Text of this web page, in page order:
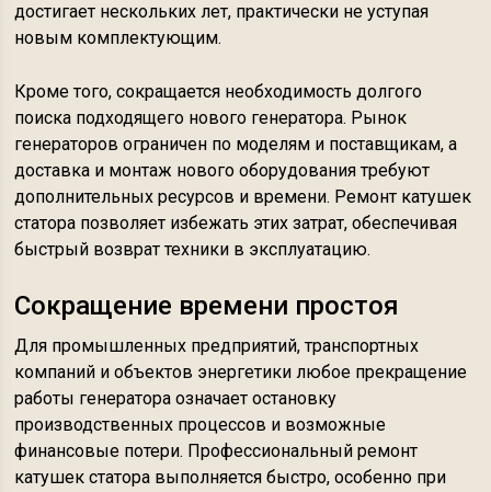
достигает нескольких лет, практически не уступая
новым комплектующим.
Кроме того, сокращается необходимость долгого
поиска подходящего нового генератора. Рынок
генераторов ограничен по моделям и поставщикам, а
доставка и монтаж нового оборудования требуют
дополнительных ресурсов и времени. Ремонт катушек
статора позволяет избежать этих затрат, обеспечивая
быстрый возврат техники в эксплуатацию.
Сокращение времени простоя
Для промышленных предприятий, транспортных
компаний и объектов энергетики любое прекращение
работы генератора означает остановку
производственных процессов и возможные
финансовые потери. Профессиональный ремонт
катушек статора выполняется быстро, особенно при